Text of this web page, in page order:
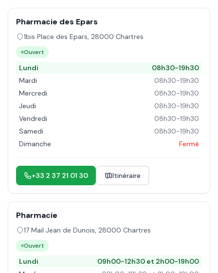
Pharmacie des Epars
1bis Place des Epars, 28000 Chartres
Ouvert
Lundi
08h30-19h30
Mardi
08h30-19h30
Mercredi
08h30-19h30
Jeudi
08h30-19h30
Vendredi
08h30-19h30
Samedi
08h30-19h30
Dimanche
Fermé
+33 2 37 21 01 30 Itinéraire
Pharmacie
17 Mail Jean de Dunois, 28000 Chartres
Ouvert
Lundi
09h00-12h30 et 2h00-19h00